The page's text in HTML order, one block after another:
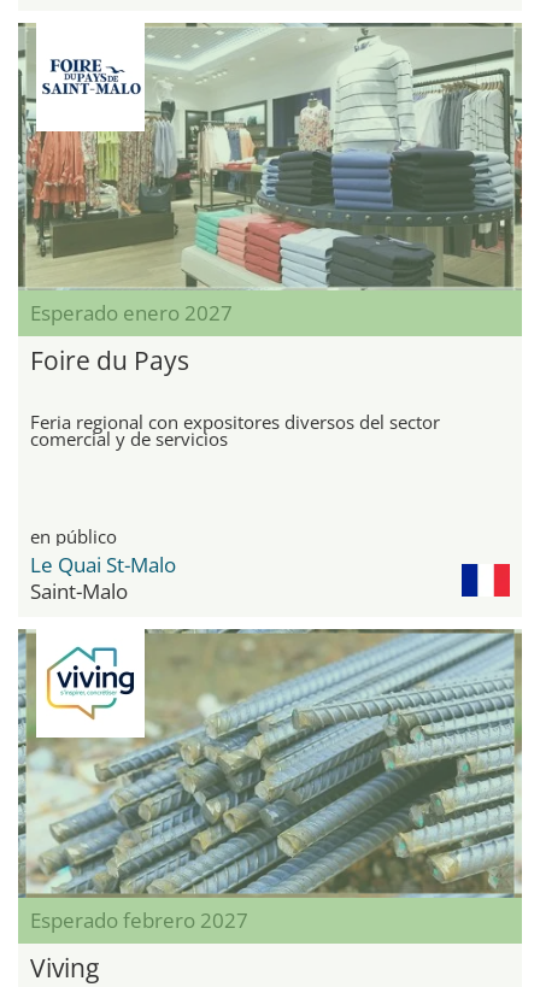
Esperado enero 2027
Foire du Pays
Feria regional con expositores diversos del sector
comercial y de servicios
en público
Le Quai St-Malo
Saint-Malo
Esperado febrero 2027
Viving